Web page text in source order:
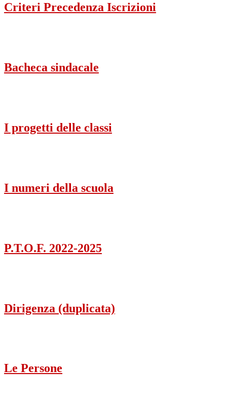
Criteri Precedenza Iscrizioni
Bacheca sindacale
I progetti delle classi
I numeri della scuola
P.T.O.F. 2022-2025
Dirigenza (duplicata)
Le Persone